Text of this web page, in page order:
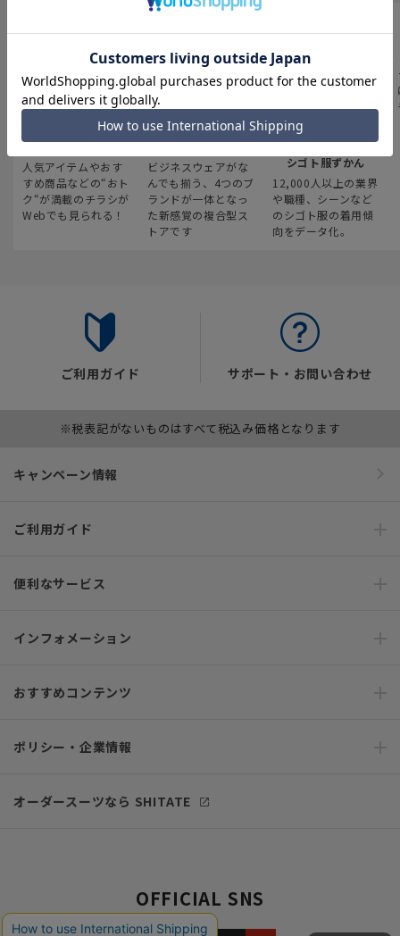
最新のお買い得情報
人気アイテムやおす
すめ商品などの“おト
ク“が満載のチラシが
Webでも見られる！
スーツスクエア
ビジネスウェアがな
んでも揃う、4つのブ
ランドが一体となっ
た新感覚の複合型ス
トアです
みんなの
シゴト服ずかん
12,000人以上の業界
や職種、シーンなど
のシゴト服の着用傾
向をデータ化。
ご利用ガイド サポート・お問い合わせ
※税表記がないものはすべて税込み価格となります
キャンペーン情報
ご利用ガイド
便利なサービス
インフォメーション
おすすめコンテンツ
ポリシー・企業情報
オーダースーツなら SHITATE
OFFICIAL SNS